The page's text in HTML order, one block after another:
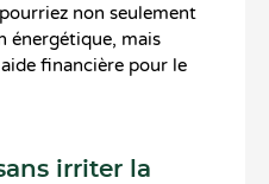
non seulement
énergétique, mais
financière pour le
irriter la